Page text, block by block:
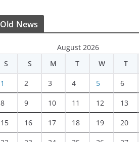
Old News
August 2026
S
S M T W T
1 2 3 4 5 6
8 9 10 11 12 13
15 16 17 18 19 20